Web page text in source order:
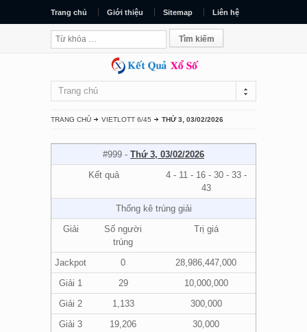
Trang chủ Giới thiệu Sitemap Liên hệ
Trang chủ
TRANG CHỦ VIETLOTT 6/45 THỨ 3, 03/02/2026
#999 - Thứ 3, 03/02/2026
Kết quả
4 - 11 - 16 - 30 - 33 -
43
Thống kê trúng giải
Giải
Số người
trúng
Trị giá
Jackpot 0
28,986,447,000
Giải 1
29
10,000,000
Giải 2
1,133
300,000
Giải 3
19,206 30,000